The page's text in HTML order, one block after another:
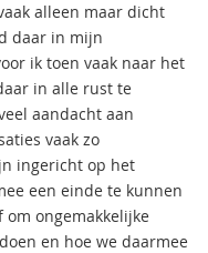
alleen maar dicht
daar in mijn
ik toen vaak naar het
in alle rust te
aandacht aan
vaak zo
ingericht op het
een einde te kunnen
ongemakkelijke
en hoe we daarmee